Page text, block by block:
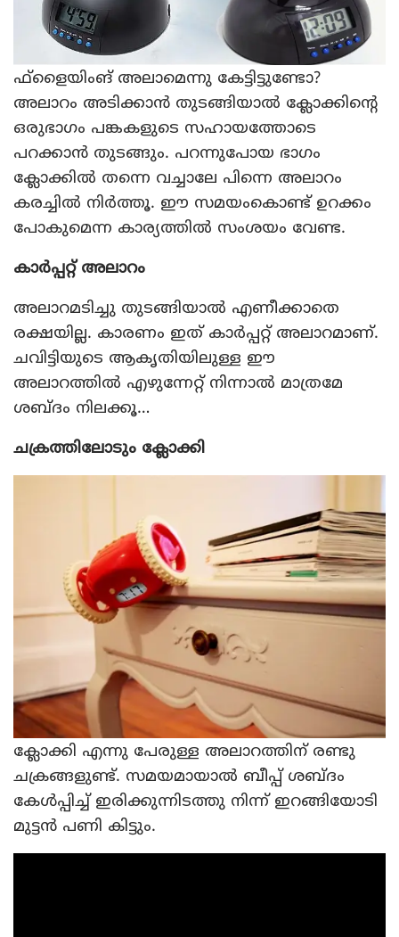
ഫ്‌ളൈയിംങ് അലാമെന്നു കേട്ടിട്ടുണ്ടോ?
അലാറം അടിക്കാന്‍ തുടങ്ങിയാല്‍ ക്ലോക്കിന്റെ
ഒരുഭാഗം പങ്കകളുടെ സഹായത്തോടെ
പറക്കാന്‍ തുടങ്ങും. പറന്നുപോയ ഭാഗം
ക്ലോക്കില്‍ തന്നെ വച്ചാലേ പിന്നെ അലാറം
കരച്ചില്‍ നിര്‍ത്തൂ. ഈ സമയംകൊണ്ട് ഉറക്കം
പോകുമെന്ന കാര്യത്തില്‍ സംശയം വേണ്ട.
കാര്‍പ്പറ്റ് അലാറം
അലാറമടിച്ചു തുടങ്ങിയാല്‍ എണീക്കാതെ
രക്ഷയില്ല. കാരണം ഇത് കാര്‍പ്പറ്റ് അലാറമാണ്.
ചവിട്ടിയുടെ ആകൃതിയിലുള്ള ഈ
അലാറത്തില്‍ എഴുന്നേറ്റ് നിന്നാല്‍ മാത്രമേ
ശബ്ദം നിലക്കൂ…
ചക്രത്തിലോടും ക്ലോക്കി
ക്ലോക്കി എന്നു പേരുള്ള അലാറത്തിന് രണ്ടു
ചക്രങ്ങളുണ്ട്. സമയമായാല്‍ ബീപ്പ് ശബ്ദം
കേള്‍പ്പിച്ച് ഇരിക്കുന്നിടത്തു നിന്ന് ഇറങ്ങിയോടി
മുട്ടന്‍ പണി കിട്ടും.